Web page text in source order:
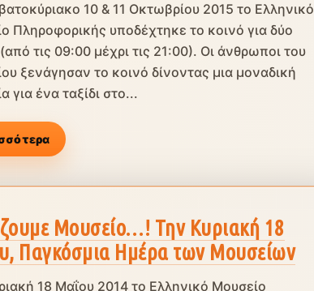
10 & 11 Οκτωβρίου 2015 το Ελληνικό
Πληροφορικής υποδέχτηκε το κοινό για δύο
τις 09:00 μέχρι τις 21:00). Οι άνθρωποι του
ξενάγησαν το κοινό δίνοντας μια μοναδική
για ένα ταξίδι στο...
Μουσείο…! Την Κυριακή 18
Παγκόσμια Ημέρα των Μουσείων
18 Μαΐου 2014 το Ελληνικό Μουσείο